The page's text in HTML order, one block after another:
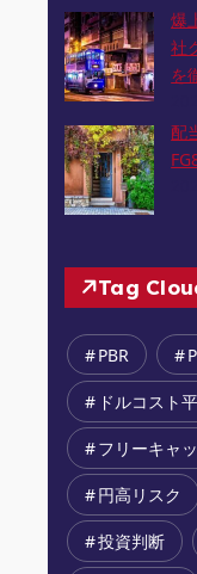
爆
社
を
配
Tag
PBR
ドルコスト
フリーキャ
円高リスク
投資判断